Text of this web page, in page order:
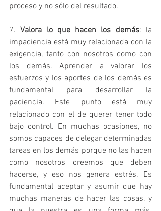
proceso y no sólo del resultado.
7. Valora lo que hacen los demás: la
impaciencia está muy relacionada con la
exigencia, tanto con nosotros como con
los demás. Aprender a valorar los
esfuerzos y los aportes de los demás es
fundamental para desarrollar la
paciencia. Este punto está muy
relacionado con el de querer tener todo
bajo control. En muchas ocasiones, no
somos capaces de delegar determinadas
tareas en los demás porque no las hacen
como nosotros creemos que deben
hacerse, y eso nos genera estrés. Es
fundamental aceptar y asumir que hay
muchas maneras de hacer las cosas, y